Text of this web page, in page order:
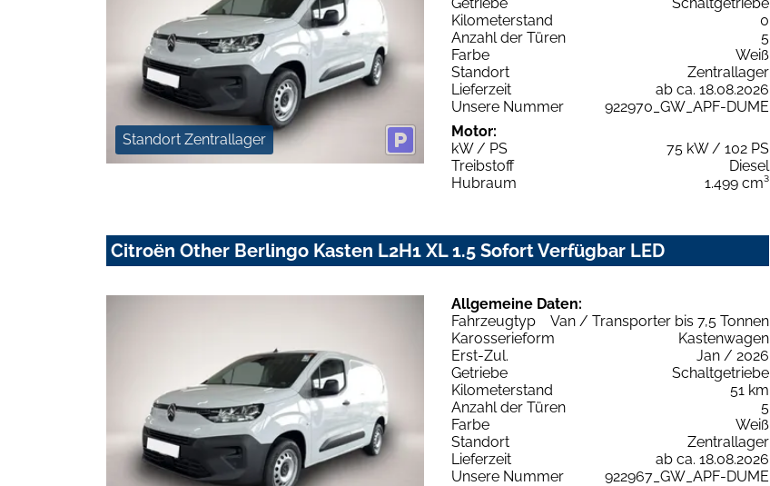
Standort Zentrallager
Kilometerstand
0
Anzahl der Türen
5
Farbe
Weiß
Standort
Zentrallager
Lieferzeit
ab ca. 18.08.2026
Unsere Nummer
922970_GW_APF-DUME
Motor:
kW / PS
75 kW / 102 PS
Treibstoff
Diesel
Hubraum
1.499 cm³
Citroën Other Berlingo Kasten L2H1 XL 1.5 Sofort Verfügbar LED
Allgemeine Daten:
Fahrzeugtyp
Van / Transporter bis 7,5 Tonnen
Karosserieform
Kastenwagen
Erst-Zul.
Jan / 2026
Getriebe
Schaltgetriebe
Kilometerstand
51 km
Anzahl der Türen
5
Farbe
Weiß
Standort
Zentrallager
Lieferzeit
ab ca. 18.08.2026
Unsere Nummer
922967_GW_APF-DUME